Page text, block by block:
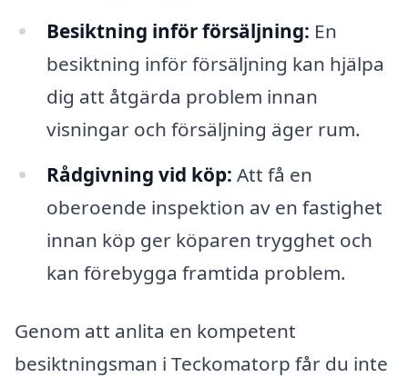
Besiktning inför försäljning: En
besiktning inför försäljning kan hjälpa
dig att åtgärda problem innan
visningar och försäljning äger rum.
Rådgivning vid köp: Att få en
oberoende inspektion av en fastighet
innan köp ger köparen trygghet och
kan förebygga framtida problem.
Genom att anlita en kompetent
besiktningsman i Teckomatorp får du inte